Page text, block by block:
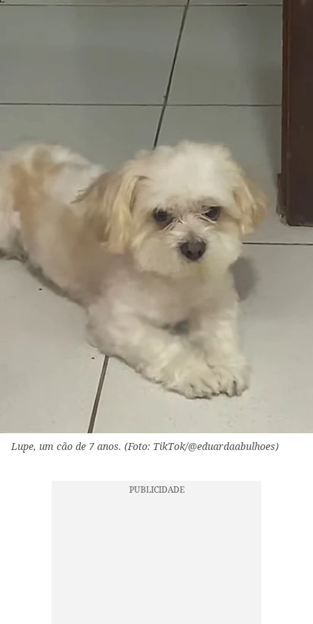
Lupe, um cão de 7 anos. (Foto: TikTok/@eduardaabulhoes)